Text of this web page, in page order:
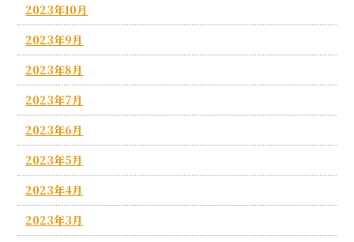
2023年10月
2023年9月
2023年8月
2023年7月
2023年6月
2023年5月
2023年4月
2023年3月